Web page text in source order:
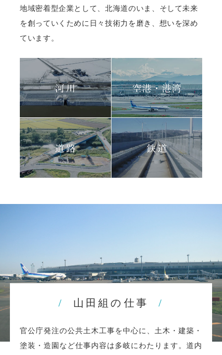
地域密着型企業として、北海道のいま、そして未来
を創っていくために日々技術力を磨き、想いを深め
ています。
山田組の仕事
官公庁発注の公共土木工事を中心に、土木・建築・
塗装・造園など仕事内容は多岐にわたります。道内